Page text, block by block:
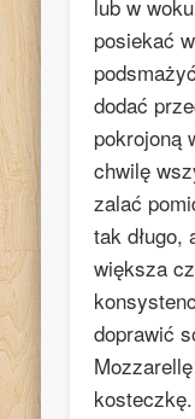
lub w
posiekać
dodać
pokrojoną
chwilę
zalać
tak długo,
większa
doprawić